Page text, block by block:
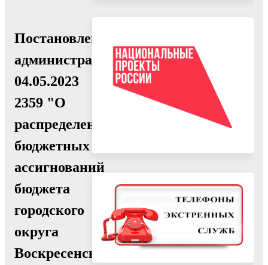
Постановление
администрации
04.05.2023
2359 "О
распределении
бюджетных
ассигнований
бюджета
городского
округа
Воскресенск